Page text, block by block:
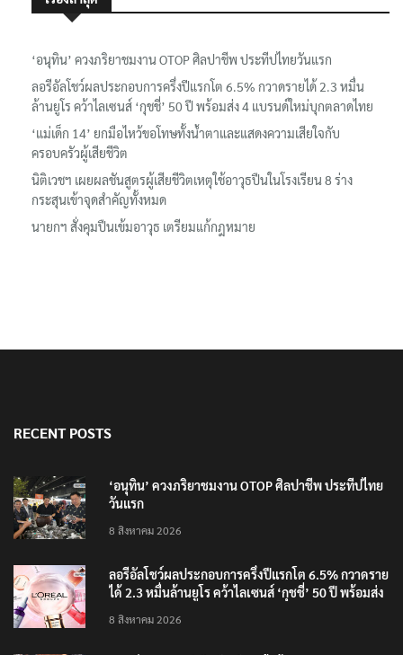
‘อนุทิน’ ควงภริยาชมงาน OTOP ศิลปาชีพ ประทีปไทยวันแรก
ลอรีอัลโชว์ผลประกอบการครึ่งปีแรกโต 6.5% กวาดรายได้ 2.3 หมื่น
ล้านยูโร คว้าไลเซนส์ ‘กุชชี่’ 50 ปี พร้อมส่ง 4 แบรนด์ใหม่บุกตลาดไทย
‘แม่เด็ก 14’ ยกมือไหว้ขอโทษทั้งน้ำตาและแสดงความเสียใจกับ
ครอบครัวผู้เสียชีวิต
นิติเวชฯ เผยผลชันสูตรผู้เสียชีวิตเหตุใช้อาวุธปืนในโรงเรียน 8 ร่าง
กระสุนเข้าจุดสำคัญทั้งหมด
นายกฯ สั่งคุมปืนเข้มอาวุธ เตรียมแก้กฎหมาย
RECENT POSTS
‘อนุทิน’ ควงภริยาชมงาน OTOP ศิลปาชีพ ประทีปไทย
วันแรก
8 สิงหาคม 2026
ลอรีอัลโชว์ผลประกอบการครึ่งปีแรกโต 6.5% กวาดราย
ได้ 2.3 หมื่นล้านยูโร คว้าไลเซนส์ ‘กุชชี่’ 50 ปี พร้อมส่ง
8 สิงหาคม 2026